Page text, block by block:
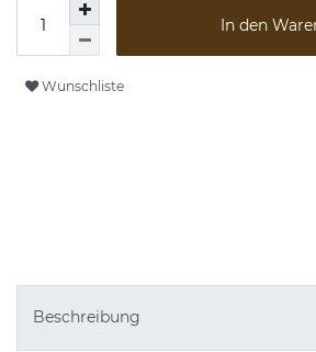
In den
Wunschliste
Beschreibung